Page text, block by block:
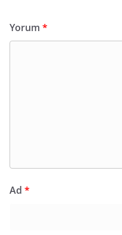
Yorum *
Ad *